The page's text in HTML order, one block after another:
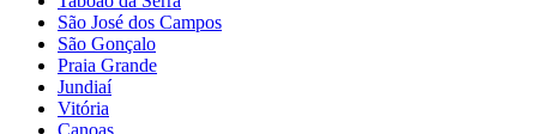
São José dos Campos
São Gonçalo
Praia Grande
Jundiaí
Vitória
Canoas